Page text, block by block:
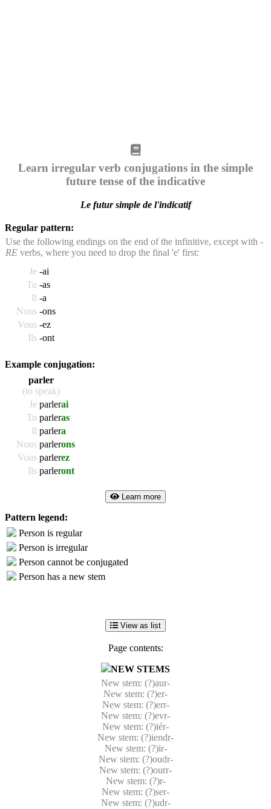
Learn irregular verb conjugations in the simple
future tense of the indicative
Le futur simple de l'indicatif
Regular pattern:
Use the following endings on the end of the infinitive, except with -
RE verbs, where you need to drop the final 'e' first:
Je -ai
Tu -as
Il -a
Nous -ons
Vous -ez
Ils -ont
Example conjugation:
parler
(to speak)
Je parlerai
Tu parleras
Il parlera
Nous parlerons
Vous parlerez
Ils parleront
Learn more
Pattern legend:
Person is regular
Person is irregular
Person cannot be conjugated
Person has a new stem
View as list
Page contents:
NEW STEMS
New stem: (?)aur-
New stem: (?)er-
New stem: (?)err-
New stem: (?)evr-
New stem: (?)iér-
New stem: (?)iendr-
New stem: (?)ir-
New stem: (?)oudr-
New stem: (?)ourr-
New stem: (?)r-
New stem: (?)ser-
New stem: (?)udr-